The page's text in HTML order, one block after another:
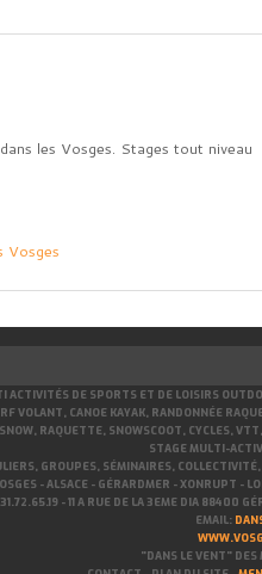
les Vosges. Stages tout niveau
Vosges
ACTIVITÉS DE SPORTS ET DE LOISIRS
VOLANT, CANOE KAYAK, RANDONNÉE
RAQUETTE, SNOWSCOOT, CYCLES,
STAGE MULTI-
GROUPES, SÉMINAIRES,
- ALSACE - GÉRARDMER - XONRUPT -
-11 A RUE DE LA 3EME DIA 88400
EMAIL:
"DANS LE VENT" DES